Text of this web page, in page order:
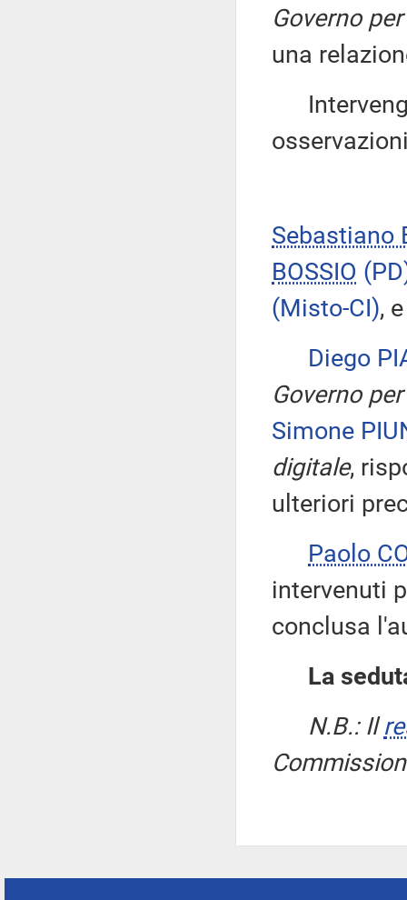
Governo
una
Sebastiano
BOSSIO
(Misto-CI),
Diego
Governo
Simone
digitale,
ulteriori
Paolo
intervenuti
conclusa
La
N.B.: Il